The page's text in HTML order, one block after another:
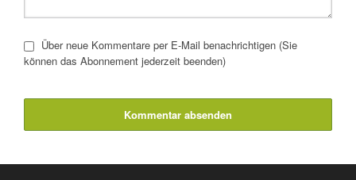
Über neue Kommentare per E-Mail benachrichtigen (Sie
können das Abonnement jederzeit beenden)
Kommentar absenden